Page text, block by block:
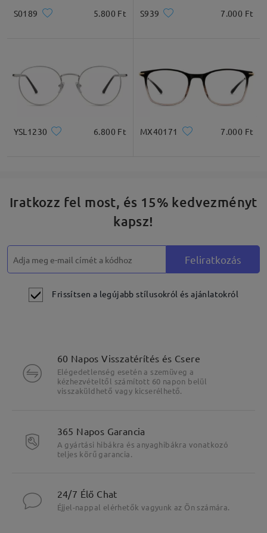
S0189 5.800 Ft S939 7.000 Ft
YSL1230 6.800 Ft MX40171 7.000 Ft
Iratkozz fel most, és 15% kedvezményt
kapsz!
Feliratkozás
Frissítsen a legújabb stílusokról és ajánlatokról
60 Napos Visszatérítés és Csere
Elégedetlenség esetén a szemüveg a
kézhezvételtől számított 60 napon belül
visszaküldhető vagy kicserélhető.
365 Napos Garancia
A gyártási hibákra és anyaghibákra vonatkozó
teljes körű garancia.
24/7 Élő Chat
Éjjel-nappal elérhetők vagyunk az Ön számára.